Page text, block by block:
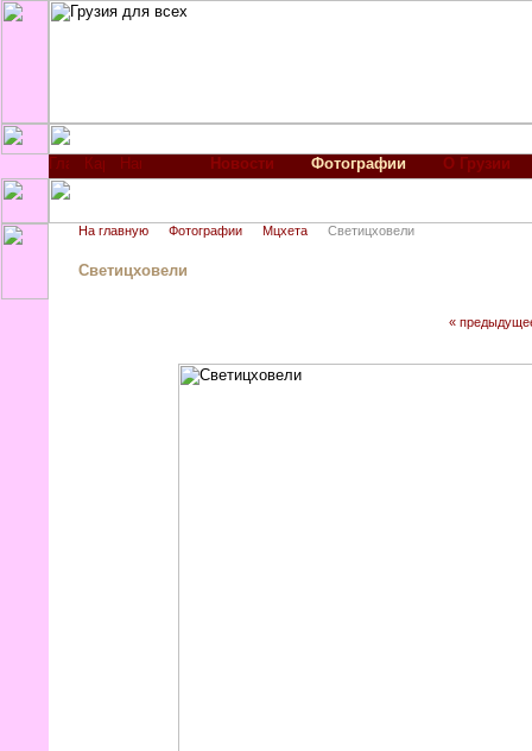
Новости Фотографии О Грузии
На главную Фотографии Мцхета Светицховели
Светицховели
«